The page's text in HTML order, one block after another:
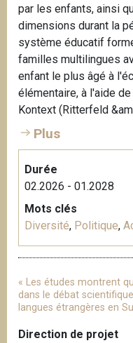
par les enfants, ainsi
dimensions durant la
système éducatif
familles multilingues
enfant le plus âgé à
élémentaire, à l'aide
Kontext (Ritterfeld
Plus
Durée
02.2026 - 01.2028
Mots clés
Diversité, Politique,
« Les études montrent
dans le débat
langues étrangères en
Direction de projet